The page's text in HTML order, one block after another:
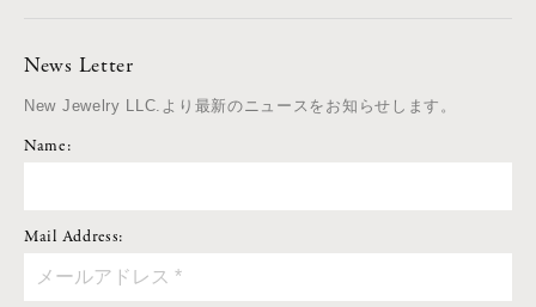
News Letter
New Jewelry LLC.より最新のニュースをお知らせします。
Name:
Mail Address: